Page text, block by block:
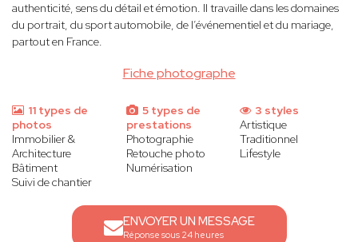
Fiche photographe
authenticité, sens du détail et émotion. Il travaille dans les domaines
du portrait, du sport automobile, de l’événementiel et du mariage,
partout en France.
11 types de
photos
Immobilier &
Architecture
Bâtiment
Suivi de chantier
5 types de
prestations
Photographie
Retouche photo
Numérisation
3 styles
Artistique
Traditionnel
Lifestyle
ENVOYER UN MESSAGE
Réponse sous 24 heures